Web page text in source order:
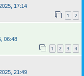
17:14
1 2
06:48
1 2 3 4
21:49